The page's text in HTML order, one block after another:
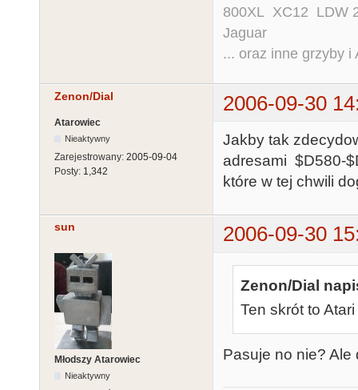
800XL XC12 LDW
Jaguar
... oraz inne grzyby i
Zenon/Dial 2006-09-30
Atarowiec
Nieaktywny
Zarejestrowany: 2005-09-04
Posty: 1,342
Jakby tak
adresami $D580-
które w tej chwili
sun 2006-09-30
Młodszy Atarowiec
Nieaktywny
Zenon/Dial
Ten skrót to
Pasuje no nie? Ale